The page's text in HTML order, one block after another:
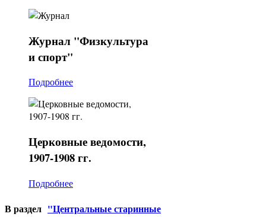
Журнал "Физкультура
и спорт"
Подробнее
Церковныеведомости,
1907-1908 гг.
Подробнее
В раздел "Центральные старинные